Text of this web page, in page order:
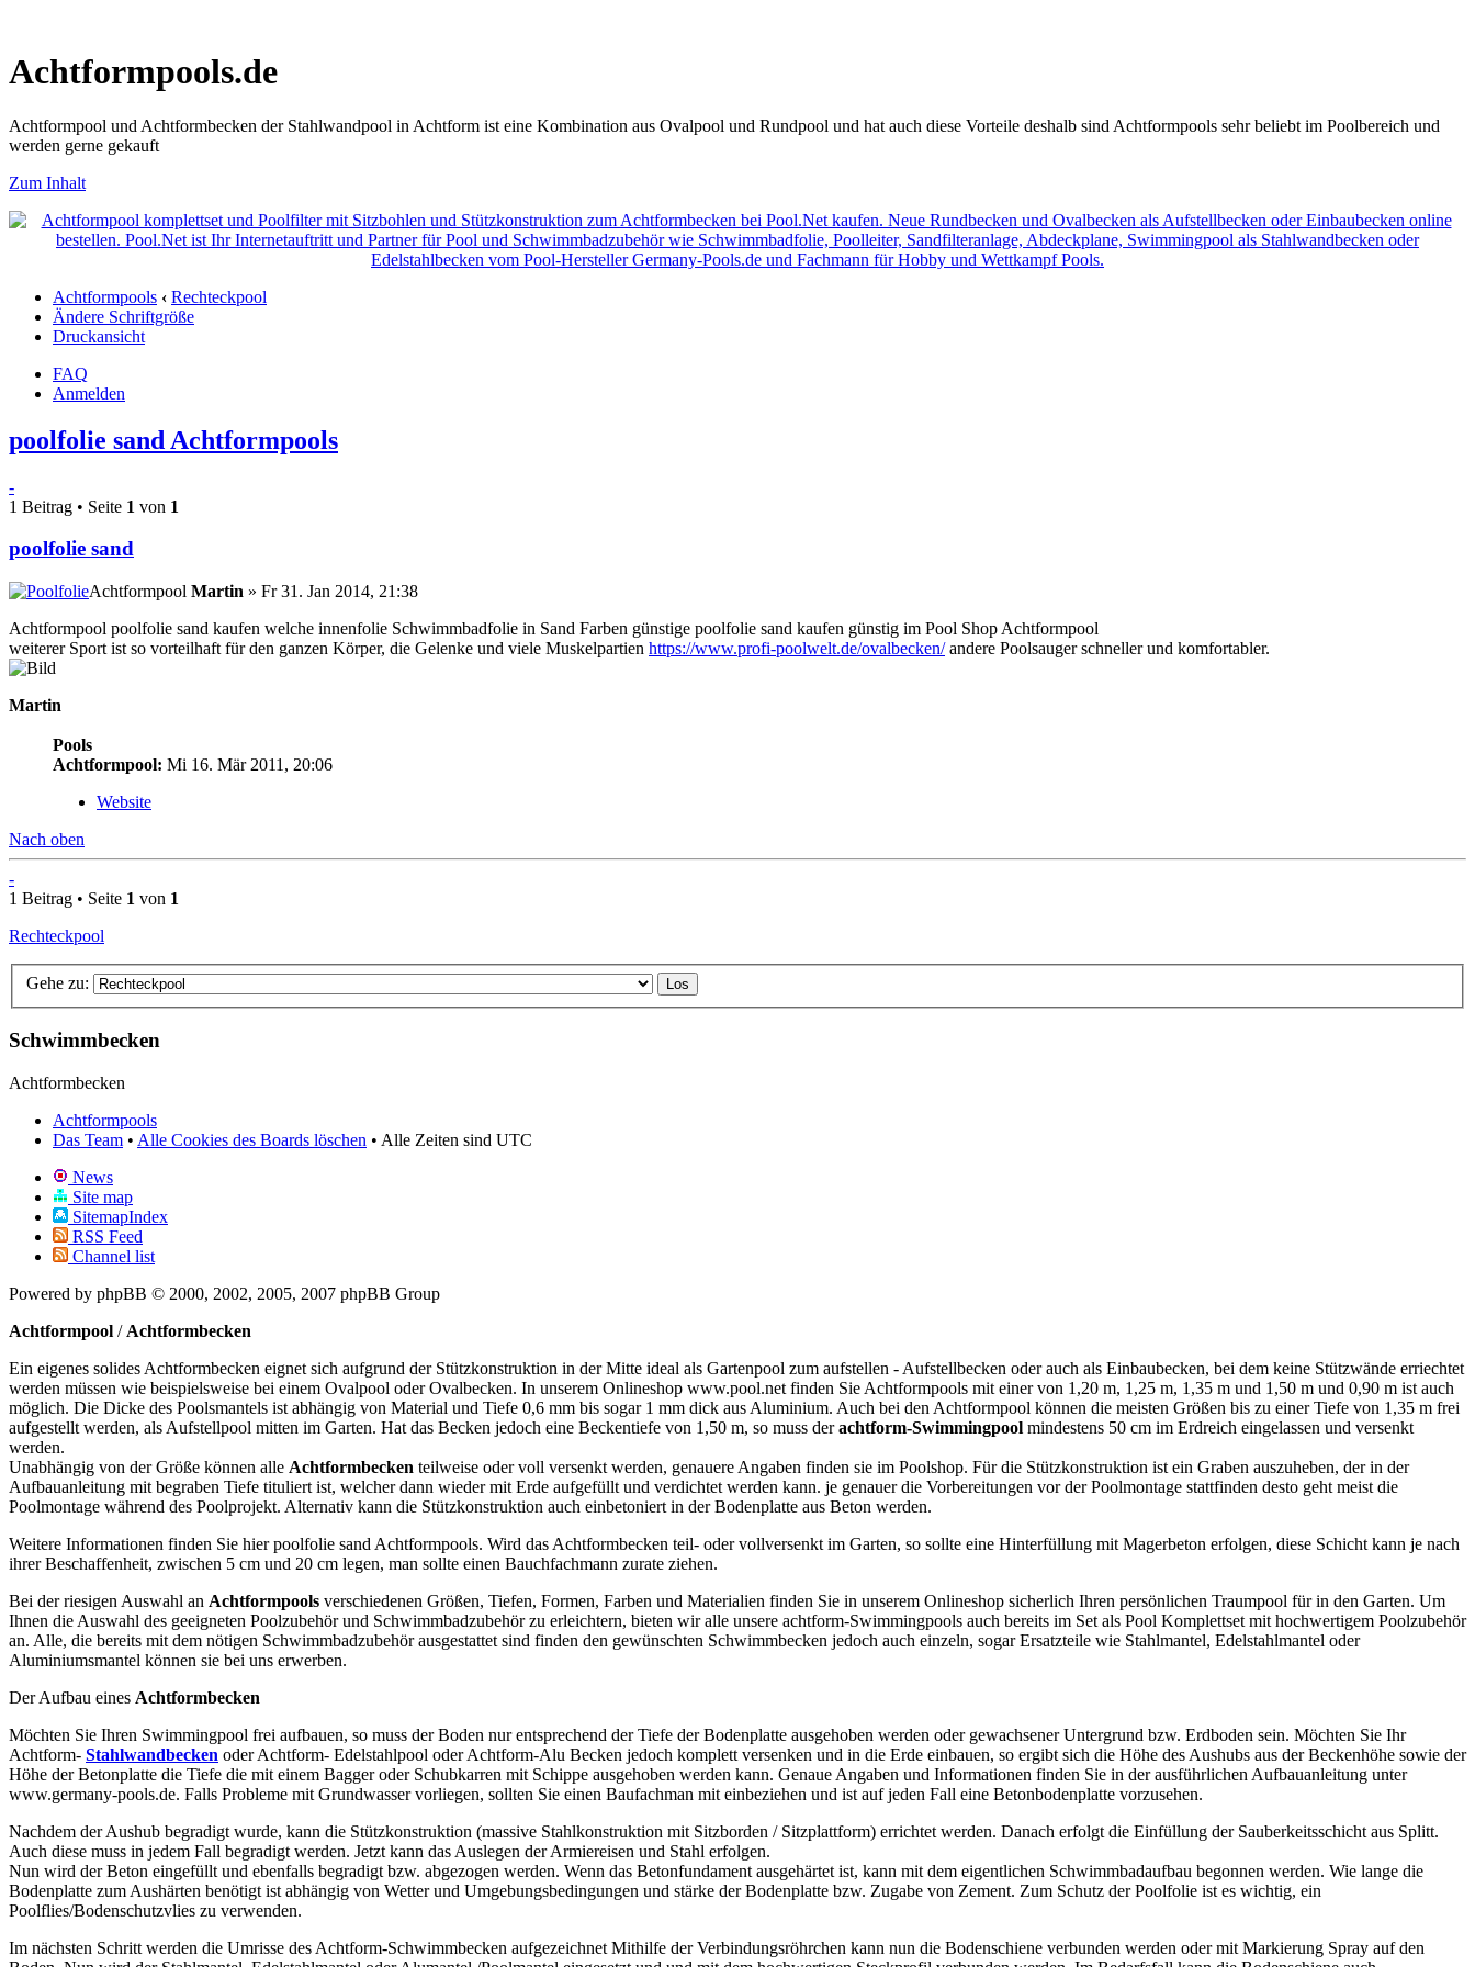
Achtformpools.de
Achtformpool und Achtformbecken der Stahlwandpool in Achtform ist eine Kombination aus Ovalpool und Rundpool und hat auch diese Vorteile deshalb sind Achtformpools sehr beliebt im Poolbereich und
werden gerne gekauft
Zum Inhalt
Achtformpools ‹ Rechteckpool
Ändere Schriftgröße
Druckansicht
FAQ
Anmelden
poolfolie sand Achtformpools
-
1 Beitrag • Seite 1 von 1
poolfolie sand
Achtformpool Martin » Fr 31. Jan 2014, 21:38
Achtformpool poolfolie sand kaufen welche innenfolie Schwimmbadfolie in Sand Farben günstige poolfolie sand kaufen günstig im Pool Shop Achtformpool
weiterer Sport ist so vorteilhaft für den ganzen Körper, die Gelenke und viele Muskelpartien https://www.profi-poolwelt.de/ovalbecken/andere Poolsauger schneller und komfortabler.
Martin
Pools
Achtformpool: Mi 16. Mär 2011, 20:06
Website
Nach oben
-
1 Beitrag • Seite 1 von 1
Rechteckpool
Gehe zu:
Schwimmbecken
Achtformbecken
Achtformpools
Das Team • Alle Cookies des Boards löschen • Alle Zeiten sind UTC
News
Site map
SitemapIndex
RSS Feed
Channel list
Powered by phpBB © 2000, 2002, 2005, 2007 phpBB Group
Achtformpool / Achtformbecken
Ein eigenes solides Achtformbecken eignet sich aufgrund der Stützkonstruktion in der Mitte ideal als Gartenpool zum aufstellen - Aufstellbecken oder auch als Einbaubecken, bei dem keine Stützwände erriechtet
werden müssen wie beispielsweise bei einem Ovalpool oder Ovalbecken. In unserem Onlineshop www.pool.net finden Sie Achtformpools mit einer von 1,20 m, 1,25 m, 1,35 m und 1,50 m und 0,90 m ist auch
möglich. Die Dicke des Poolsmantels ist abhängig von Material und Tiefe 0,6 mm bis sogar 1 mm dick aus Aluminium. Auch bei den Achtformpool können die meisten Größen bis zu einer Tiefe von 1,35 m frei
aufgestellt werden, als Aufstellpool mitten im Garten. Hat das Becken jedoch eine Beckentiefe von 1,50 m, so muss derachtform-Swimmingpool mindestens 50 cm im Erdreich eingelassen und versenkt
werden.
Unabhängig von der Größe können alle Achtformbecken teilweise oder voll versenkt werden, genauere Angaben finden sie im Poolshop. Für die Stützkonstruktion ist ein Graben auszuheben, der in der
Aufbauanleitung mit begraben Tiefe tituliert ist, welcher dann wieder mit Erde aufgefüllt und verdichtet werden kann. je genauer die Vorbereitungen vor der Poolmontage stattfinden desto geht meist die
Poolmontage während des Poolprojekt. Alternativ kann die Stützkonstruktion auch einbetoniert in der Bodenplatte aus Beton werden.
Weitere Informationen finden Sie hier poolfolie sand Achtformpools. Wird das Achtformbecken teil- oder vollversenkt im Garten, so sollte eine Hinterfüllung mit Magerbeton erfolgen, diese Schicht kann je nach
ihrer Beschaffenheit, zwischen 5 cm und 20 cm legen, man sollte einen Bauchfachmann zurate ziehen.
Bei der riesigen Auswahl an Achtformpools verschiedenen Größen, Tiefen, Formen, Farben und Materialien finden Sie in unserem Onlineshop sicherlich Ihren persönlichen Traumpool für in den Garten. Um
Ihnen die Auswahl des geeigneten Poolzubehör und Schwimmbadzubehör zu erleichtern, bieten wir alle unsere achtform-Swimmingpools auch bereits im Set als Pool Komplettset mit hochwertigem Poolzubehör
an. Alle, die bereits mit dem nötigen Schwimmbadzubehör ausgestattet sind finden den gewünschten Schwimmbecken jedoch auch einzeln, sogar Ersatzteile wie Stahlmantel, Edelstahlmantel oder
Aluminiumsmantel können sie bei uns erwerben.
Der Aufbau eines Achtformbecken
Möchten Sie Ihren Swimmingpool frei aufbauen, so muss der Boden nur entsprechend der Tiefe der Bodenplatte ausgehoben werden oder gewachsener Untergrund bzw. Erdboden sein. Möchten Sie Ihr
Achtform- Stahlwandbecken oder Achtform- Edelstahlpool oder Achtform-Alu Becken jedoch komplett versenken und in die Erde einbauen, so ergibt sich die Höhe des Aushubs aus der Beckenhöhe sowie der
Höhe der Betonplatte die Tiefe die mit einem Bagger oder Schubkarren mit Schippe ausgehoben werden kann. Genaue Angaben und Informationen finden Sie in der ausführlichen Aufbauanleitung unter
www.germany-pools.de. Falls Probleme mit Grundwasser vorliegen, sollten Sie einen Baufachman mit einbeziehen und ist auf jeden Fall eine Betonbodenplatte vorzusehen.
Nachdem der Aushub begradigt wurde, kann die Stützkonstruktion (massive Stahlkonstruktion mit Sitzborden / Sitzplattform) errichtet werden. Danach erfolgt die Einfüllung der Sauberkeitsschicht aus Splitt.
Auch diese muss in jedem Fall begradigt werden. Jetzt kann das Auslegen der Armiereisen und Stahl erfolgen.
Nun wird der Beton eingefüllt und ebenfalls begradigt bzw. abgezogen werden. Wenn das Betonfundament ausgehärtet ist, kann mit dem eigentlichen Schwimmbadaufbau begonnen werden. Wie lange die
Bodenplatte zum Aushärten benötigt ist abhängig von Wetter und Umgebungsbedingungen und stärke der Bodenplatte bzw. Zugabe von Zement. Zum Schutz der Poolfolie ist es wichtig, ein
Poolflies/Bodenschutzvlies zu verwenden.
Im nächsten Schritt werden die Umrisse des Achtform-Schwimmbecken aufgezeichnet Mithilfe der Verbindungsröhrchen kann nun die Bodenschiene verbunden werden oder mit Markierung Spray auf den